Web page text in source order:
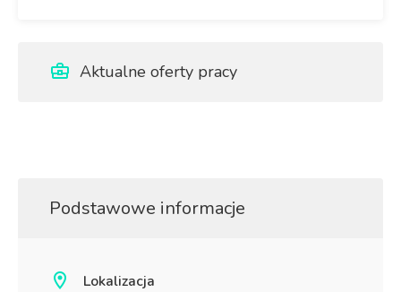
Aktualne oferty pracy
Podstawowe informacje
Lokalizacja